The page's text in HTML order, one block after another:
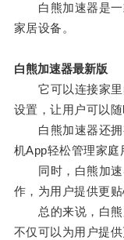
白熊加速器是一
家居设备。
白熊加速器最新版
它可以连接家里
设置，让用户可以
白熊加速器还拥
机App轻松管理家庭
同时，白熊加速
作，为用户提供更贴
总的来说，白熊
不仅可以为用户提